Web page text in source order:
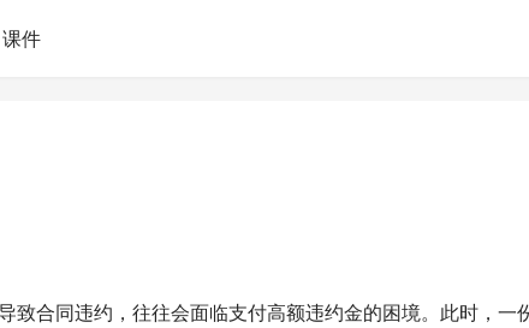
课件
致合同违约，往往会面临支付高额违约金的困境。此时，一